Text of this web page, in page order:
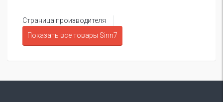
Страница производителя
Показать все товары Sinn7